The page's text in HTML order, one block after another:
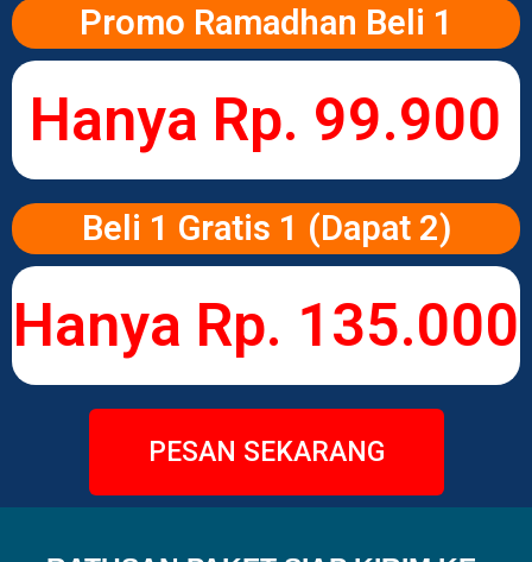
Promo Ramadhan Beli 1
Hanya Rp. 99.900
Beli 1 Gratis 1 (Dapat 2)
Hanya Rp. 135.000
PESAN SEKARANG